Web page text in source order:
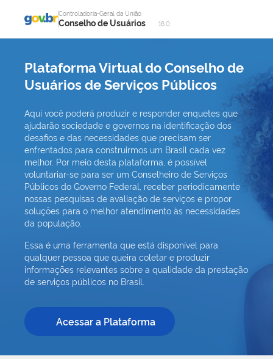
Pular para conteúdo
Controladoria-Geral da União
Conselho de Usuários 16.0
Plataforma Virtual do Conselho de
Usuários de Serviços Públicos
Aqui você poderá produzir e responder enquetes que
ajudarão sociedade e governos na identificação dos
desafios e das necessidades que precisam ser
enfrentados para construirmos um Brasil cada vez
melhor. Por meio desta plataforma, é possível
voluntariar-se para ser um Conselheiro de Serviços
Públicos do Governo Federal, receber periodicamente
nossas pesquisas de avaliação de serviços e propor
soluções para o melhor atendimento às necessidades
da população.
Essa é uma ferramenta que está disponível para
qualquer pessoa que queira coletar e produzir
informações relevantes sobre a qualidade da prestação
de serviços públicos no Brasil.
Acessar a Plataforma